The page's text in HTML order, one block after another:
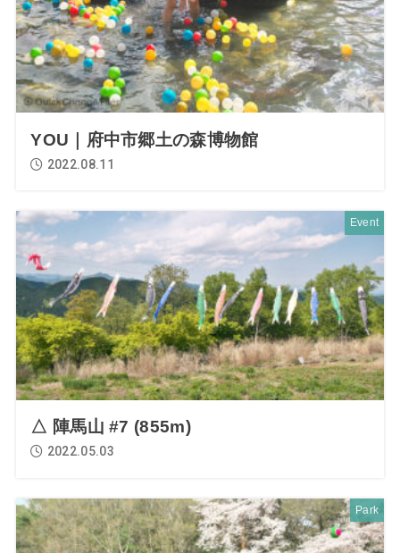
YOU｜府中市郷土の森博物館
2022.08.11
Event
△ 陣馬山 #7 (855m)
2022.05.03
Park